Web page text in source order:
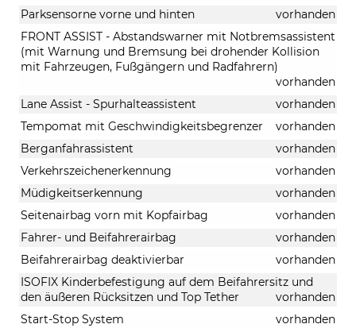
Parksensorne vorne und hinten
vorhanden
FRONT ASSIST - Abstandswarner mit Notbremsassistent
(mit Warnung und Bremsung bei drohender Kollision
mit Fahrzeugen, Fußgängern und Radfahrern)
vorhanden
Lane Assist - Spurhalteassistent
vorhanden
Tempomat mit Geschwindigkeitsbegrenzer
vorhanden
Berganfahrassistent
vorhanden
Verkehrszeichenerkennung
vorhanden
Müdigkeitserkennung
vorhanden
Seitenairbag vorn mit Kopfairbag
vorhanden
Fahrer- und Beifahrerairbag
vorhanden
Beifahrerairbag deaktivierbar
vorhanden
ISOFIX Kinderbefestigung auf dem Beifahrersitz und
den äußeren Rücksitzen und Top Tether
vorhanden
Start-Stop System
vorhanden